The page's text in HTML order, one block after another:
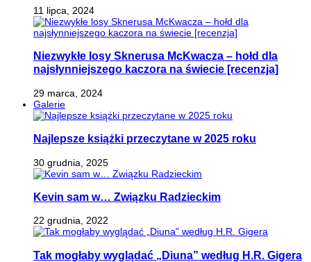
11 lipca, 2024
Niezwykłe losy Sknerusa McKwacza – hołd dla
najsłynniejszego kaczora na świecie [recenzja]
29 marca, 2024
Galerie
Najlepsze książki przeczytane w 2025 roku
30 grudnia, 2025
Kevin sam w… Związku Radzieckim
22 grudnia, 2022
Tak mogłaby wyglądać „Diuna” według H.R. Gigera